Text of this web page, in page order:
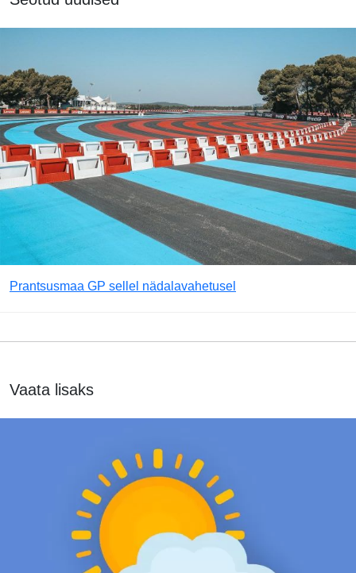
Prantsusmaa GP sellel nädalavahetusel
Vaata lisaks